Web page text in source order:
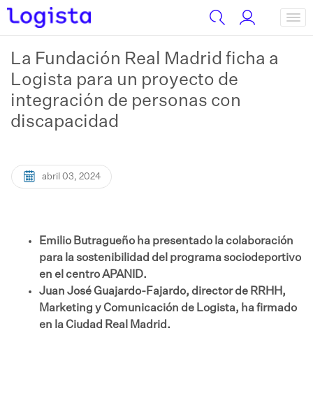
La Fundación Real Madrid ficha a
Logista para un proyecto de
integración de personas con
discapacidad
abril 03, 2024
Emilio Butragueño ha presentado la colaboración
para la sostenibilidad del programa sociodeportivo
en el centro APANID.
Juan José Guajardo-Fajardo, director de RRHH,
Marketing y Comunicación de Logista, ha firmado
en la Ciudad Real Madrid.